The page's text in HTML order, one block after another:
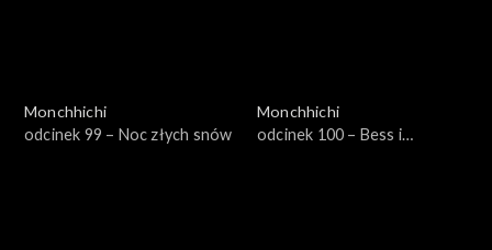
Monchhichi
odcinek 99 – Noc złych snów
Monchhichi
odcinek 100 – Bess i